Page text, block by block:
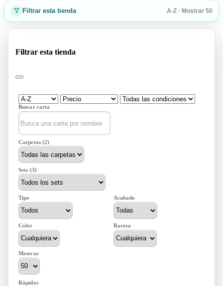
Filtrar esta tienda A-Z · Mostrar 50
Filtrar esta tienda
Buscar carta
Carpetas (2)
Sets (3)
Tipo Acabado
Color Rareza
Mostrar
Rápidos